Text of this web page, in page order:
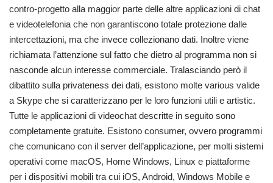
contro-progetto alla maggior parte delle altre applicazioni di chat
e videotelefonia che non garantiscono totale protezione dalle
intercettazioni, ma che invece collezionano dati. Inoltre viene
richiamata l’attenzione sul fatto che dietro al programma non si
nasconde alcun interesse commerciale. Tralasciando però il
dibattito sulla privateness dei dati, esistono molte various valide
a Skype che si caratterizzano per le loro funzioni utili e artistic.
Tutte le applicazioni di videochat descritte in seguito sono
completamente gratuite. Esistono consumer, ovvero programmi
che comunicano con il server dell’applicazione, per molti sistemi
operativi come macOS, Home Windows, Linux e piattaforme
per i dispositivi mobili tra cui iOS, Android, Windows Mobile e